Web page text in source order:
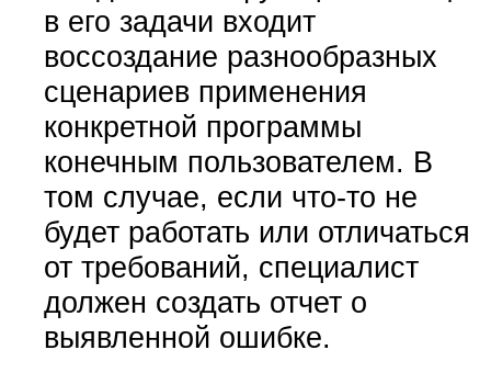
в его задачи входит
воссоздание разнообразных
сценариев применения
конкретной программы
конечным пользователем. В
том случае, если что-то не
будет работать или отличаться
от требований, специалист
должен создать отчет о
выявленной ошибке.